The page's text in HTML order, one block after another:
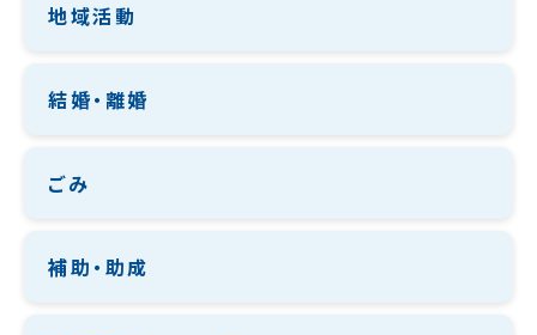
地域活動
結婚・離婚
ごみ
補助・助成